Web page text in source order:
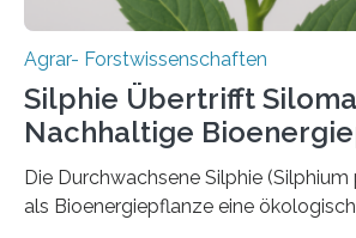
Agrar- Forstwissenschaften
Silphie Übertrifft
Nachhaltige
Die Durchwachsene Silphie
als Bioenergiepflanze eine